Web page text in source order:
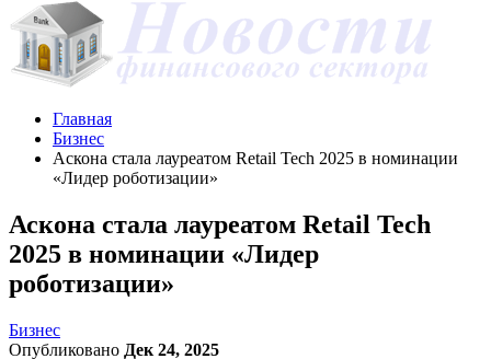
Главная
Бизнес
Аскона стала лауреатом Retail Tech 2025 в номинации
«Лидер роботизации»
Аскона стала лауреатом Retail Tech
2025 в номинации «Лидер
роботизации»
Бизнес
Опубликовано Дек 24, 2025